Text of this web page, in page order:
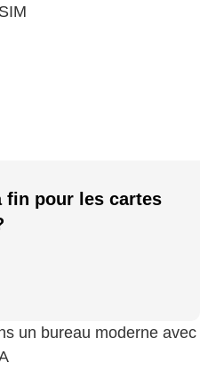
fin pour les cartes